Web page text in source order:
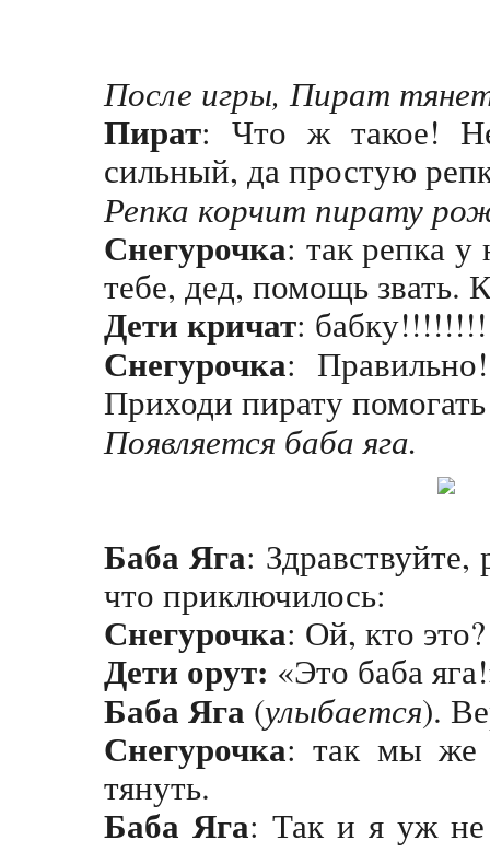
После игры, Пират
Пират: Что ж такое!
сильный, да простую
Репка корчит пирату
Снегурочка: так репка у
тебе, дед, помощь звать.
Дети кричат:
Снегурочка:
Приходи пирату
Появляется баба яга.
Баба Яга: Здравствуйте,
что приключилось:
Снегурочка: Ой, кто
Дети орут: «Это баба
Баба Яга (улыбается).
Снегурочка: так мы же
тянуть.
Баба Яга: Так и я уж не